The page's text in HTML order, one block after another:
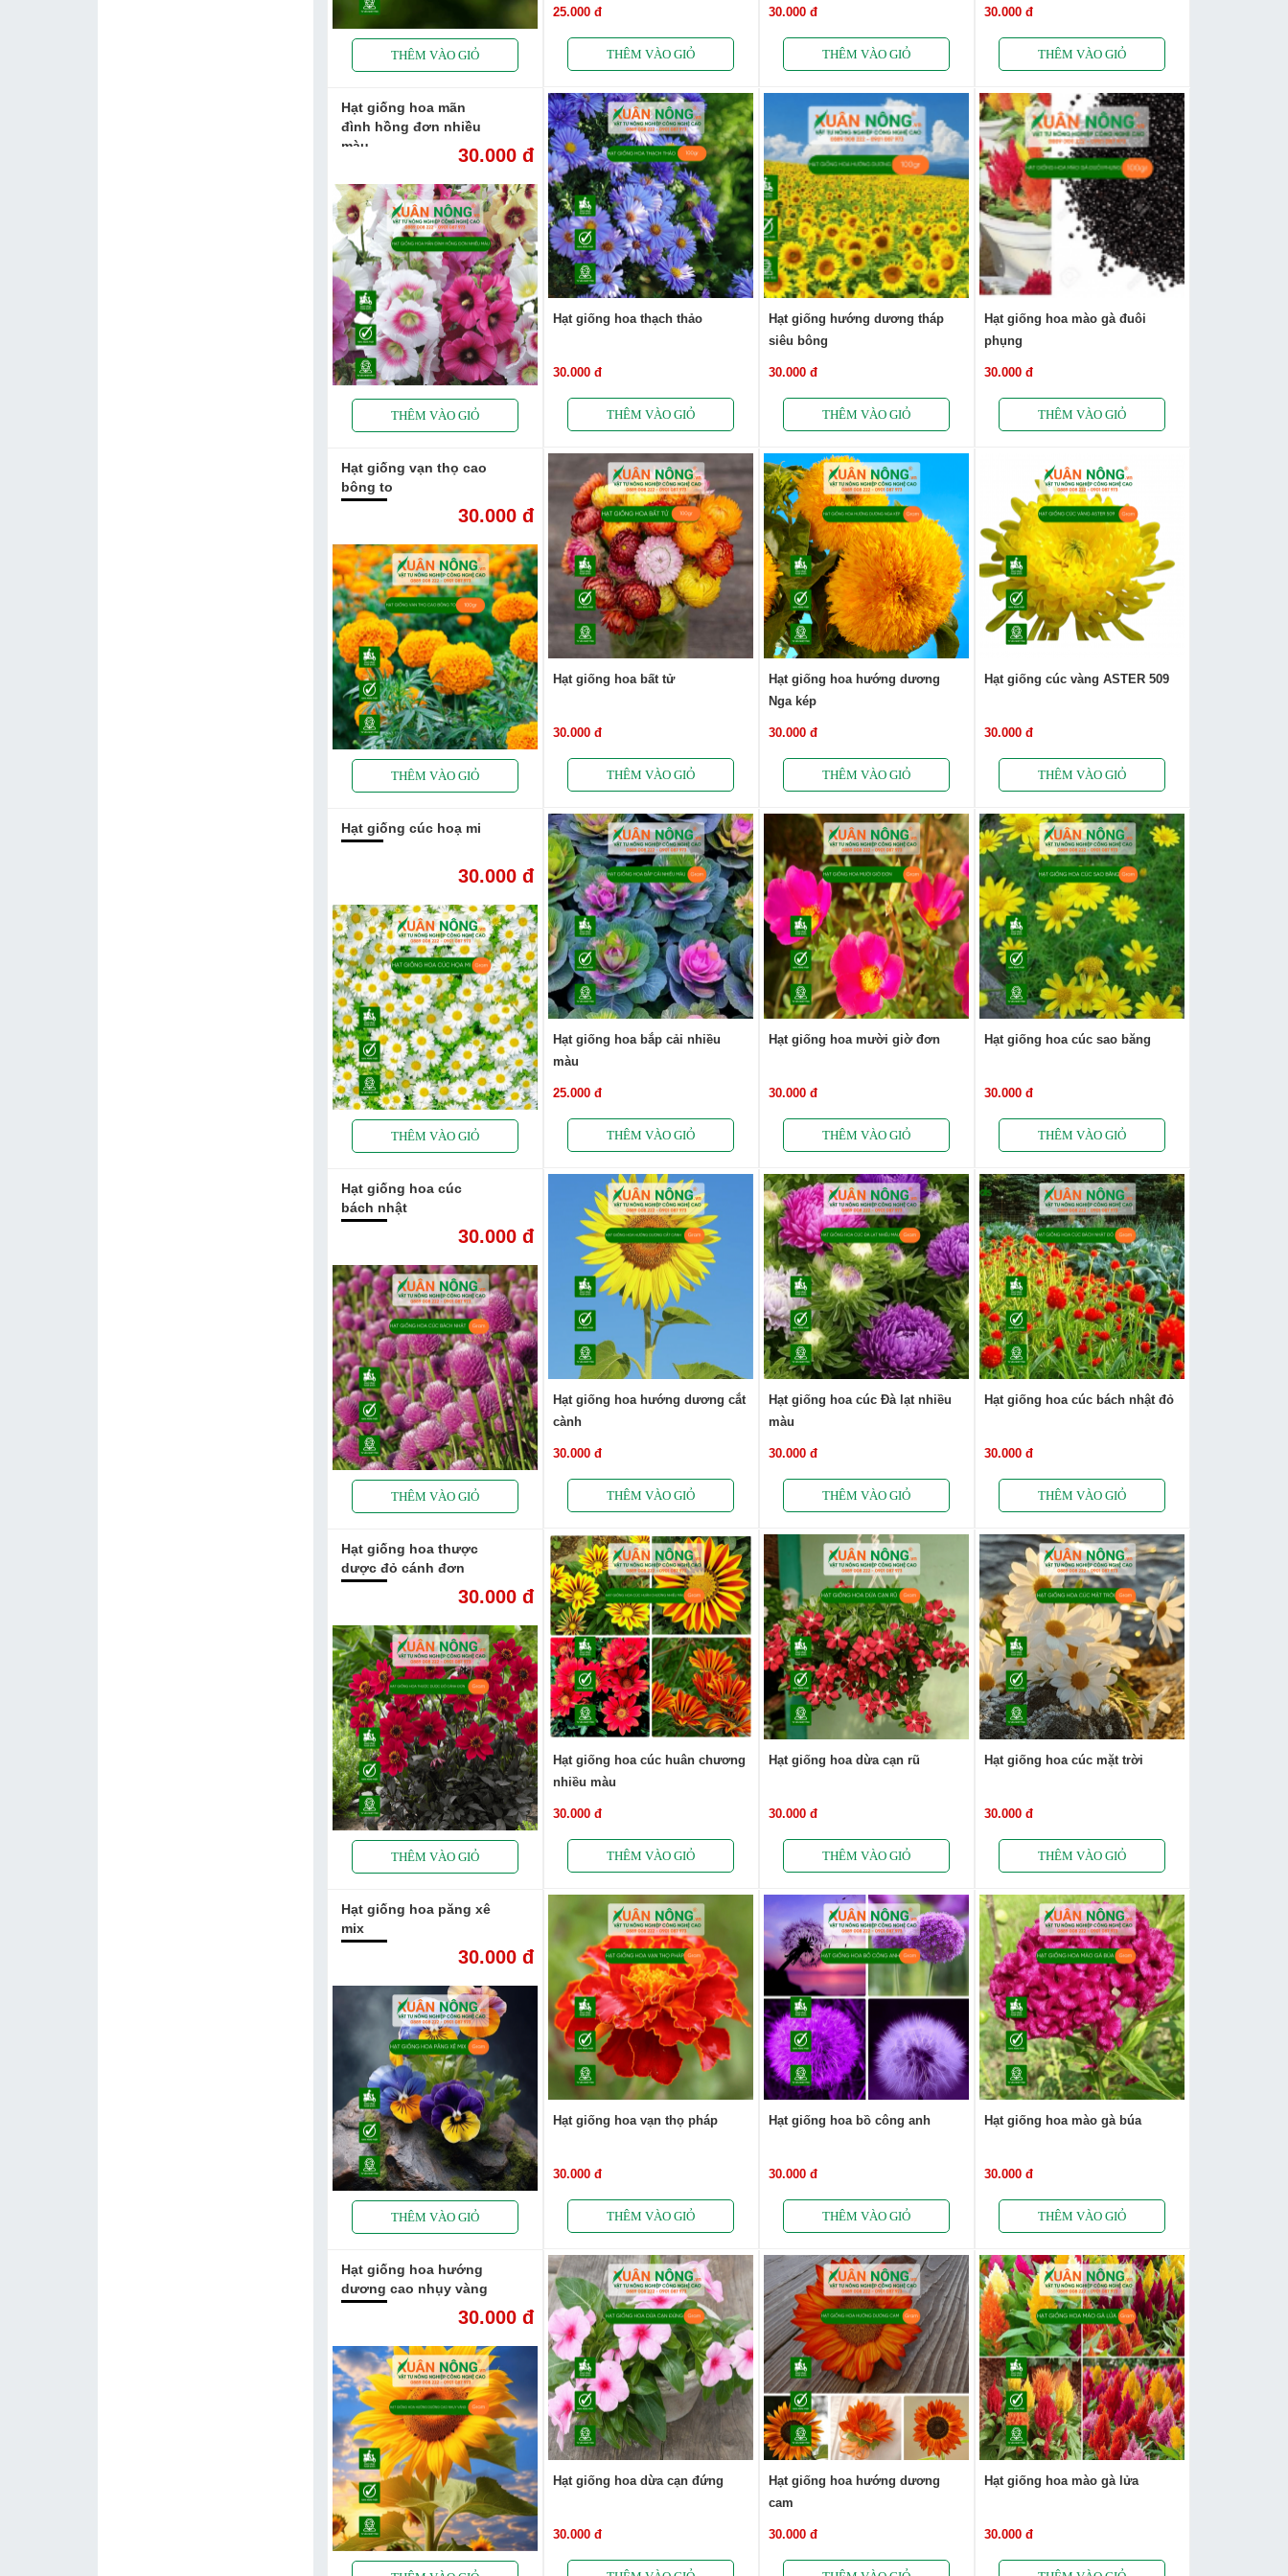
25.000 đ 30.000 đ 30.000 đ
Hạt giống hoa mãn
đình hồng đơn nhiều
màu
30.000 đ
Hạt giống hoa thạch thảo
30.000 đ
Hạt giống hướng dương tháp
siêu bông
30.000 đ
Hạt giống hoa mào gà đuôi
phụng
30.000 đ
Hạt giống vạn thọ cao
bông to
30.000 đ
Hạt giống hoa bất tử
30.000 đ
Hạt giống hoa hướng dương
Nga kép
30.000 đ
Hạt giống cúc vàng ASTER 509
30.000 đ
Hạt giống cúc hoạ mi
30.000 đ
Hạt giống hoa bắp cải nhiều
màu
25.000 đ
Hạt giống hoa mười giờ đơn
30.000 đ
Hạt giống hoa cúc sao băng
30.000 đ
Hạt giống hoa cúc
bách nhật
30.000 đ
Hạt giống hoa hướng dương cắt
cành
30.000 đ
Hạt giống hoa cúc Đà lạt nhiều
màu
30.000 đ
Hạt giống hoa cúc bách nhật đỏ
30.000 đ
Hạt giống hoa thược
dược đỏ cánh đơn
30.000 đ
Hạt giống hoa cúc huân chương
nhiều màu
30.000 đ
Hạt giống hoa dừa cạn rũ
30.000 đ
Hạt giống hoa cúc mặt trời
30.000 đ
Hạt giống hoa păng xê
mix
30.000 đ
Hạt giống hoa vạn thọ pháp
30.000 đ
Hạt giống hoa bồ công anh
30.000 đ
Hạt giống hoa mào gà búa
30.000 đ
Hạt giống hoa hướng
dương cao nhụy vàng
30.000 đ
Hạt giống hoa dừa cạn đứng
30.000 đ
Hạt giống hoa hướng dương
cam
30.000 đ
Hạt giống hoa mào gà lửa
30.000 đ